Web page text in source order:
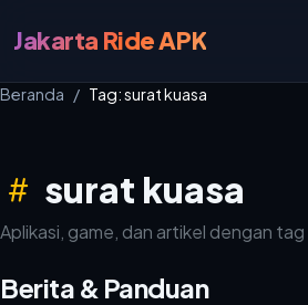
Jakarta Ride APK
Beranda Tag: surat kuasa
surat kuasa
Aplikasi, game, dan artikel dengan tag
Berita & Panduan